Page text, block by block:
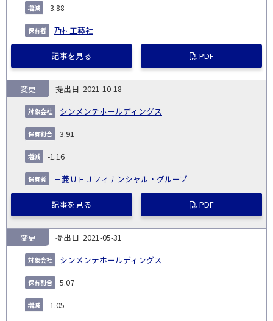
-3.88
乃村工藝社
記事を見る PDF
2021-10-18
シンメンテホールディングス
変更
3.91
-1.16
三菱ＵＦＪフィナンシャル・グループ
記事を見る PDF
2021-05-31
シンメンテホールディングス
変更
5.07
-1.05